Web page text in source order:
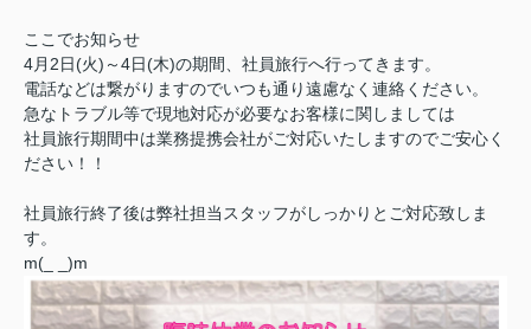
ここでお知らせ
4月2日(火)～4日(木)の期間、社員旅行へ行ってきます。
電話などは繋がりますのでいつも通り遠慮なく連絡ください。
急なトラブル等で現地対応が必要なお客様に関しましては
社員旅行期間中は業務提携会社がご対応いたしますのでご安心く
ださい！！
社員旅行終了後は弊社担当スタッフがしっかりとご対応致しま
す。
m(_ _)m